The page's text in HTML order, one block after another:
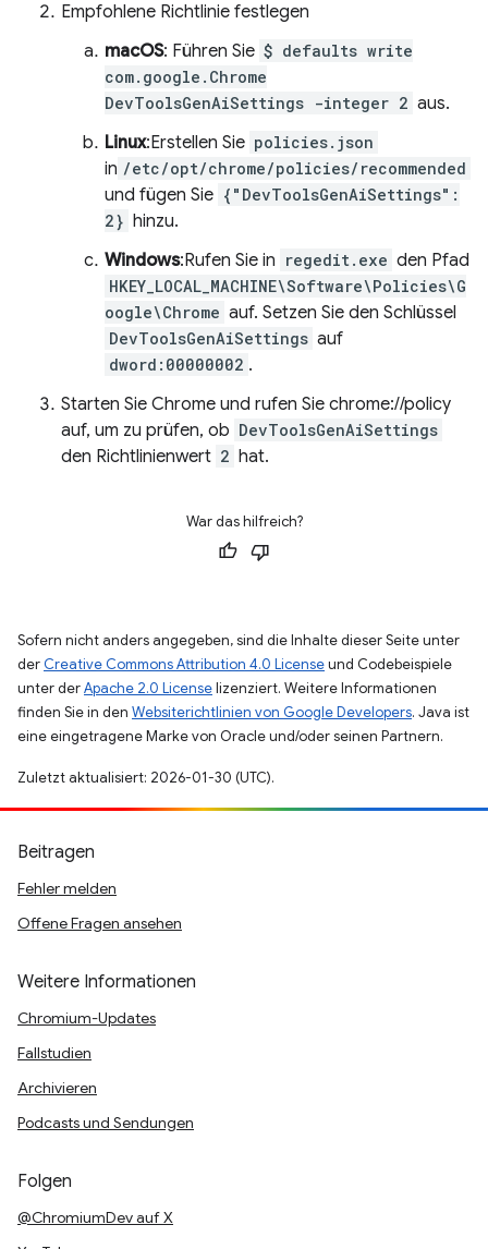
Empfohlene Richtlinie festlegen
macOS: Führen Sie $ defaults write
com.google.Chrome
DevToolsGenAiSettings -integer 2 aus.
Linux:Erstellen Sie policies.json
in /etc/opt/chrome/policies/recommended
und fügen Sie {"DevToolsGenAiSettings":
2} hinzu.
Windows:Rufen Sie in regedit.exe den Pfad
HKEY_LOCAL_MACHINE\Software\Policies\G
oogle\Chrome auf. Setzen Sie den Schlüssel
DevToolsGenAiSettings auf
dword:00000002 .
Starten Sie Chrome und rufen Sie chrome://policy
auf, um zu prüfen, ob DevToolsGenAiSettings
den Richtlinienwert 2 hat.
War das hilfreich?
Sofern nicht anders angegeben, sind die Inhalte dieser Seite unter
der Creative Commons Attribution 4.0 Licenseund Codebeispiele
unter derApache 2.0 Licenselizenziert. Weitere Informationen
finden Sie in den Websiterichtlinien von Google Developers. Java ist
eine eingetragene Marke von Oracle und/oder seinen Partnern.
Zuletzt aktualisiert: 2026-01-30 (UTC).
Beitragen
Fehler melden
Offene Fragen ansehen
Weitere Informationen
Chromium-Updates
Fallstudien
Archivieren
Podcasts und Sendungen
Folgen
@ChromiumDev auf X